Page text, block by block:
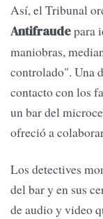
Así, el Tribunal
Antifraudepara
maniobras,
controlado". Una
contacto con los
un bar del
ofreció a
Los detectives
del bar y en sus
de audio y video